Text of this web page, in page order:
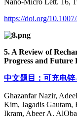
https://doi.org/
5. A Review of
Progress and Future
中文题目：可充电
Ghazanfar Nazir,
Kim, Jagadis Gautam,
Ikram, Abeer A.